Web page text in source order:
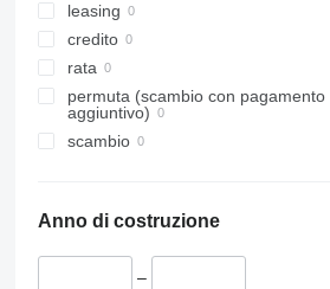
leasing
credito
rata
permuta (scambio con pagamento
aggiuntivo)
scambio
Anno di costruzione
–